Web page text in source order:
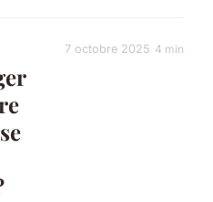
7 octobre 2025 4 min